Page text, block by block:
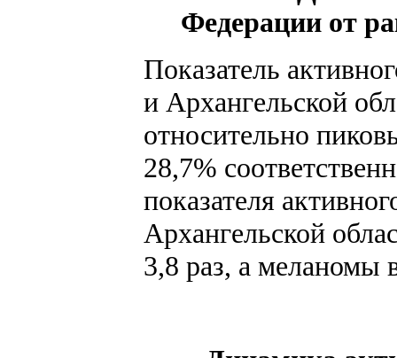
Федерации от
Показатель
и Архангельской
относительно
28,7%
показателя
Архангельской
3,8 раз, а меланомы